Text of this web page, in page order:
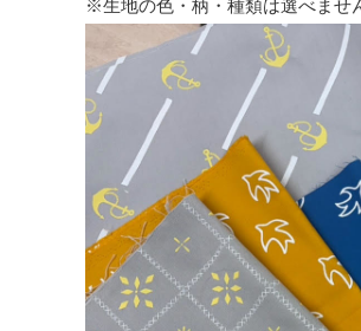
※生地の色・柄・種類は選べませ